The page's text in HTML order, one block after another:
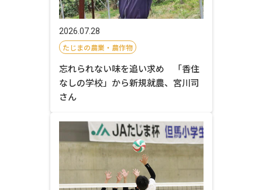
2026.07.28
たじまの農業・農作物
忘れられない味を追い求め 「香住
なしの学校」から新規就農、宮川司
さん